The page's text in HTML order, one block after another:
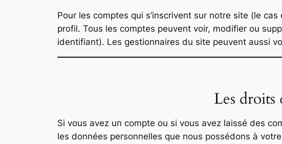
Pour les comptes qui s’inscrivent sur notre site (le
profil. Tous les comptes peuvent voir, modifier ou
identifiant). Les gestionnaires du site peuvent aussi
Les droits
Si vous avez un compte ou si vous avez laissé des
les données personnelles que nous possédons à